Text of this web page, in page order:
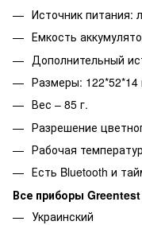
Источник питания:
Емкость
Дополнительный
Размеры:
Вес – 85 г.
Разрешение
Рабочая
Есть Bluetooth и
Все приборы
Украинский